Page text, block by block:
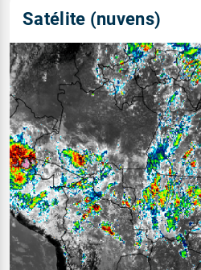
Satélite (nuvens)